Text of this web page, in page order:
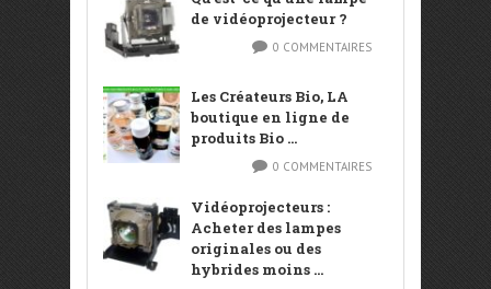
de vidéoprojecteur ?
0 COMMENTAIRES
Les Créateurs Bio, LA
boutique en ligne de
produits Bio ...
0 COMMENTAIRES
Vidéoprojecteurs :
Acheter des lampes
originales ou des
hybrides moins ...